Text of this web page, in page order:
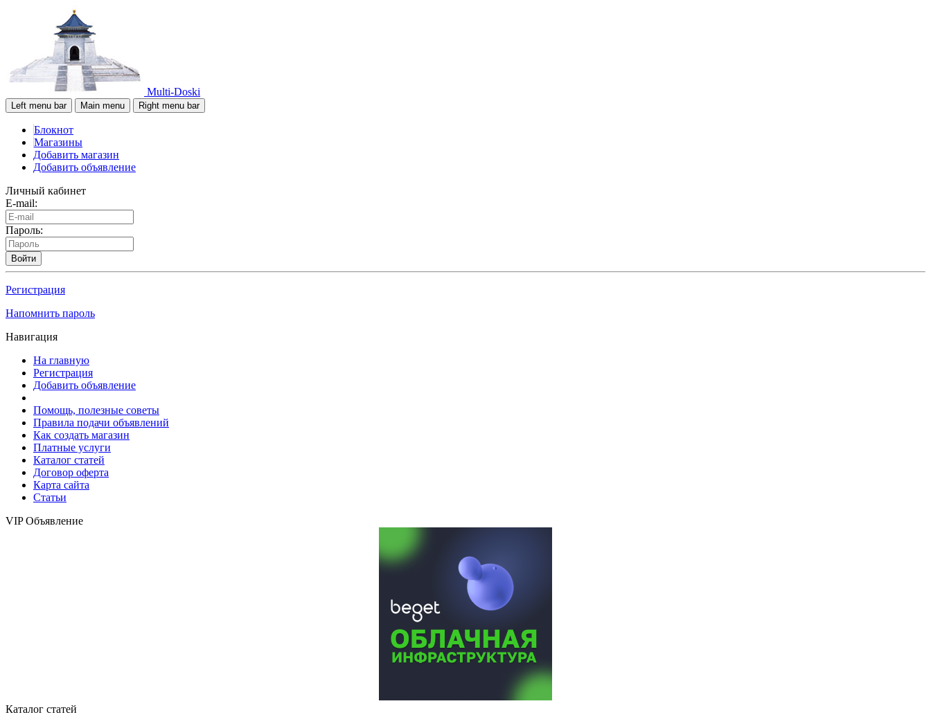
Multi-Doski
Left menu bar Main menu Right menu bar
Блокнот
Магазины
Добавить магазин
Добавить объявление
Личный кабинет
E-mail:
Пароль:
Войти
Регистрация
Напомнить пароль
Навигация
На главную
Регистрация
Добавить объявление
Помощь, полезные советы
Правила подачи объявлений
Как создать магазин
Платные услуги
Каталог статей
Договор оферта
Карта сайта
Статьи
VIP Объявление
Каталог статей